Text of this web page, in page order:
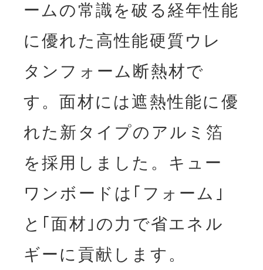
ームの常識を破る経年性能
に優れた高性能硬質ウレ
タンフォーム断熱材で
す。面材には遮熱性能に優
れた新タイプのアルミ箔
を採用しました。キュー
ワンボードは｢フォーム｣
と｢面材｣の力で省エネル
ギーに貢献します。